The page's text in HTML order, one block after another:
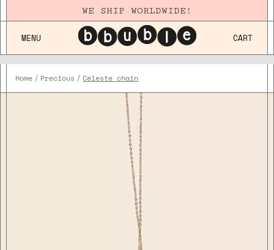
WE SHIP WORLDWIDE!
MENU CART
Home Precious Céleste chain